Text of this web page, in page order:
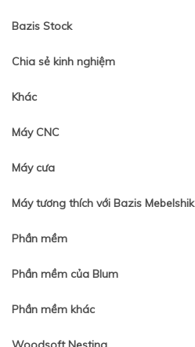
Bazis Stock
Chia sẻ kinh nghiệm
Khác
Máy CNC
Máy cưa
Máy tương thích với Bazis Mebelshik
Phần mềm
Phần mềm của Blum
Phần mềm khác